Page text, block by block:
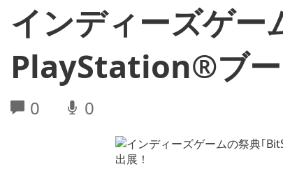
インディーズゲ
PlayStation®ブー
0 0